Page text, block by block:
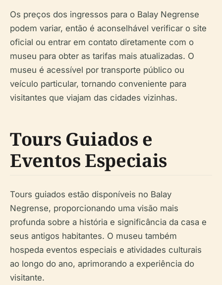
Os preços dos ingressos para o Balay Negrense
podem variar, então é aconselhável verificar o site
oficial ou entrar em contato diretamente com o
museu para obter as tarifas mais atualizadas. O
museu é acessível por transporte público ou
veículo particular, tornando conveniente para
visitantes que viajam das cidades vizinhas.
Tours Guiados e
Eventos Especiais
Tours guiados estão disponíveis no Balay
Negrense, proporcionando uma visão mais
profunda sobre a história e significância da casa e
seus antigos habitantes. O museu também
hospeda eventos especiais e atividades culturais
ao longo do ano, aprimorando a experiência do
visitante.